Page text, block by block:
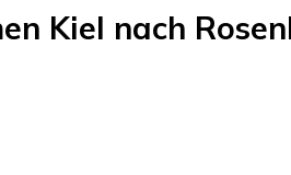
Kiel nach